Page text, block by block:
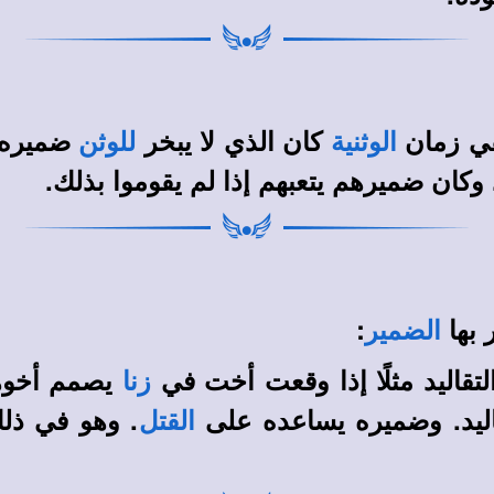
زمان الوثنية كان الذي لا يبخر للوثن
ضميرهم يتعبهم إذا لم يقوموا بذلك.
بها الضمير :
مثلًا إذا وقعت أخت فيزنا يصمم
وضميره يساعده على
القتل. وهو في